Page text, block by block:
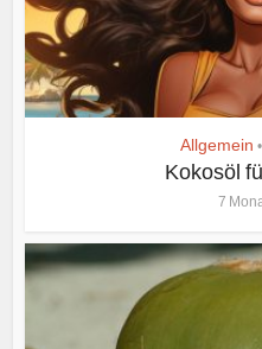
Allgemein •
Kokosöl
7